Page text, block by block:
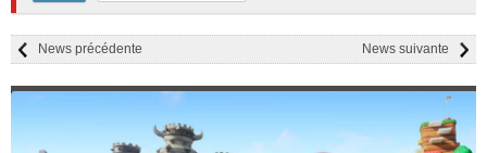
News suivante
News précédente